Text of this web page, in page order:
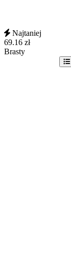
Najtaniej
69.16 zł
Brasty